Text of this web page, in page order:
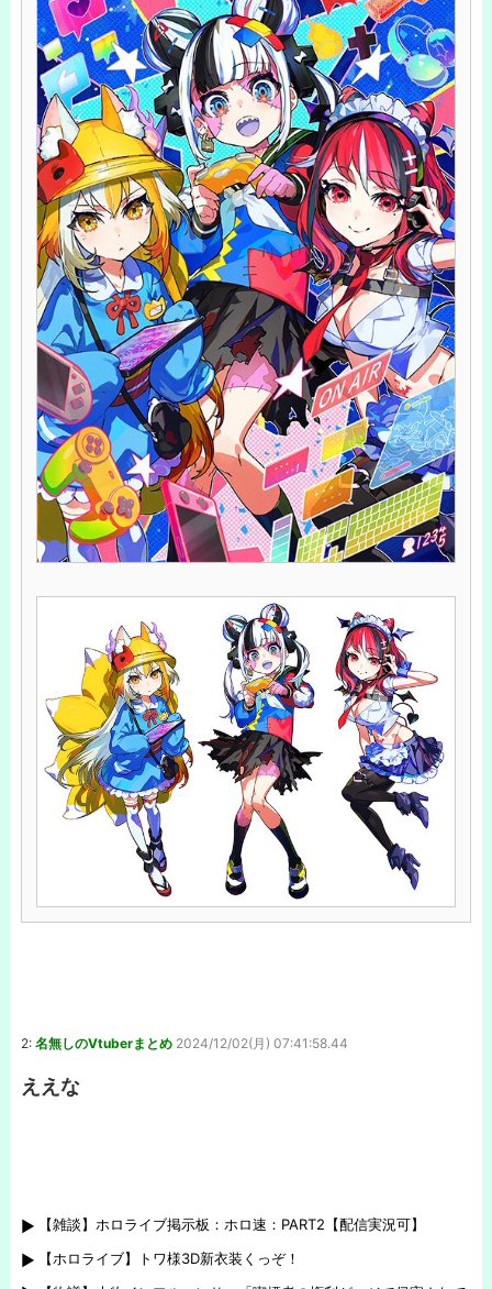
2: 名無しのVtuberまとめ 2024/12/02(月) 07:41:58.44
ええな
【雑談】ホロライブ掲示板：ホロ速：PART2【配信実況可】
【ホロライブ】トワ様3D新衣装くっぞ！